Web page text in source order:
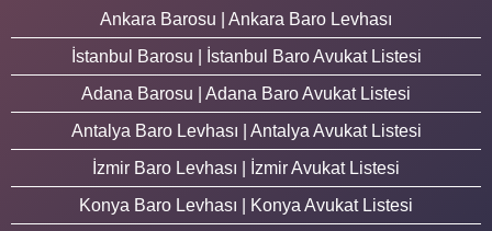
Ankara Barosu | Ankara Baro Levhası
İstanbul Barosu | İstanbul Baro Avukat Listesi
Adana Barosu | Adana Baro Avukat Listesi
Antalya Baro Levhası | Antalya Avukat Listesi
İzmir Baro Levhası | İzmir Avukat Listesi
Konya Baro Levhası | Konya Avukat Listesi